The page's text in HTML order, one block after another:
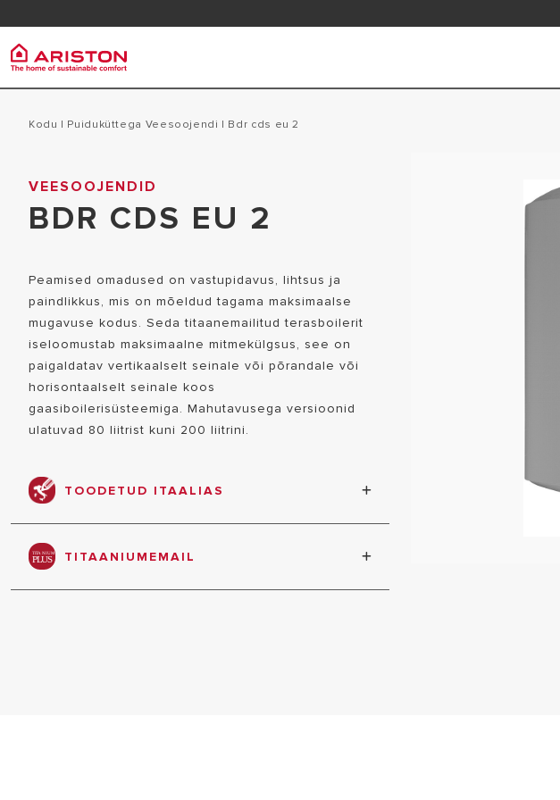
Ariston Group
KARJÄÄRID
PRODUCTS | CATEGORIES
VEESOOJENDID
TERMOREGULATSIOON
SALVESTIGA ELEKTRILINE
Kodu | Puiduküttega Veesoojendi | bdr cds eu 2
VEESOOJENDID
BDR CDS EU 2
Peamised omadused on vastupidavus, lihtsus ja
paindlikkus, mis on mõeldud tagama maksimaalse
mugavuse kodus. Seda titaanemailitud terasboilerit
iseloomustab maksimaalne mitmekülgsus, see on
paigaldatav vertikaalselt seinale või põrandale või
horisontaalselt seinale koos
gaasiboilerisüsteemiga. Mahutavusega versioonid
ulatuvad 80 liitrist kuni 200 liitrini.
TOODETUD ITAALIAS
täielikult Itaalias valmistatud toode.
TITAANIUMEMAIL
eksklusiivne titaanemailimise tehnoloogia